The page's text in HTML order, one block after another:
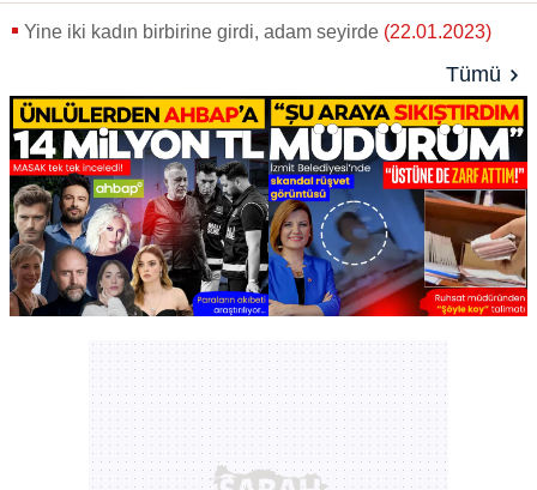
Yine iki kadın birbirine girdi, adam seyirde (22.01.2023)
Tümü